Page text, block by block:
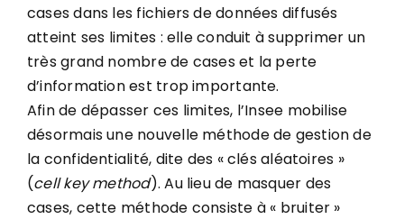
cases dans les fichiers de données diffusés
atteint ses limites : elle conduit à supprimer un
très grand nombre de cases et la perte
d’information est trop importante.
Afin de dépasser ces limites, l’Insee mobilise
désormais une nouvelle méthode de gestion de
la confidentialité, dite des « clés aléatoires »
(cell key method). Au lieu de masquer des
cases, cette méthode consiste à « bruiter »